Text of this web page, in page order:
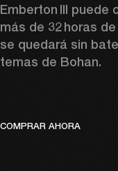
Emberton III
más de 32 horas
se quedará sin
temas de Bohan.
COMPRAR AHORA